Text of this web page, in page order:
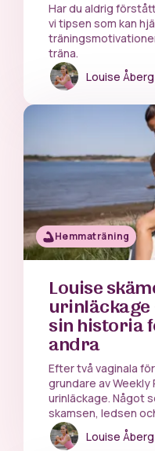
Har du aldrig
vi tipsen som kan
träna.
Louise Åberg
Hemmaträning
Louise
urinläckage
sin historia
andra
Efter två vaginala
grundare av
urinläckage. Något
skamsen, ledsen
hon öppet och ärligt
att hjälpa andra.
Louise Åberg